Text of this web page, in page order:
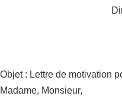
Objet : Lettre de motivation
Madame, Monsieur,